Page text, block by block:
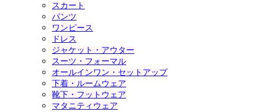
スカート
パンツ
ワンピース
ドレス
ジャケット・アウター
スーツ・フォーマル
オールインワン・セットアップ
下着・ルームウェア
靴下・フットウェア
マタニティウェア